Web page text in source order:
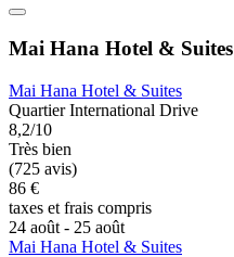
Mai Hana Hotel & Suites
Mai Hana Hotel & Suites
Quartier International Drive
8,2/10
Très bien
(725 avis)
86 €
taxes et frais compris
24 août - 25 août
Mai Hana Hotel & Suites